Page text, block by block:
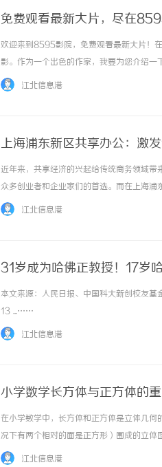
免费观看最新大片，尽在
欢迎来到8595影院，免费观看最新大片！
影。作为一个出色的作家，我要为您介绍
台。无论您是喜欢动作片、爱情片、科幻
江北信息港
上海浦东新区共享办公：激
近年来，共享经济的兴起给传统商务领域
众多创业者和企业家们的首选。而在上海
协作的活力。首先，上海浦东新区拥有丰富
江北信息港
31岁成为哈佛正教授！17
本文来源：人民日报、中国科大新创校友
13 ...……
江北信息港
小学数学长方体与正方体的
在小学数学中，长方体和正方体是立体几
况下有两个相对的面是正方形）围成的立
可以分成3组，相对的4条棱一样长。从长
江北信息港